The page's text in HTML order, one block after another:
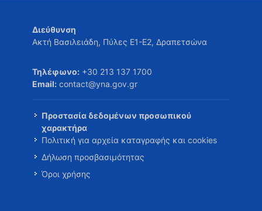
Διεύθυνση
Ακτή Βασιλειάδη, Πύλες Ε1-Ε2, Δραπετσώνα
Τηλέφωνο: +30 213 137 1700
Email: contact@yna.gov.gr
Προστασία δεδομένων προσωπικού
χαρακτήρα
Πολιτική για αρχεία καταγραφής και cookies
Δήλωση προσβασιμότητας
Όροι χρήσης